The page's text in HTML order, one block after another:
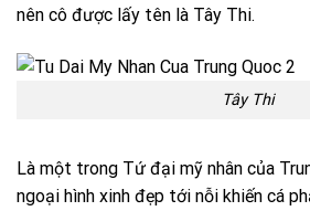
nên cô được lấy tên là Tây Thi.
Tây Thi
Là một trong Tứ đại mỹ nhân của
ngoại hình xinh đẹp tới nỗi khiến cá